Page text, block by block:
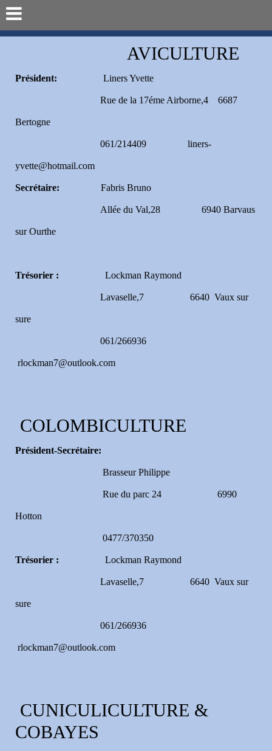
AVICULTURE
Président: Liners Yvette
Rue de la 17éme Airborne,4 6687
Bertogne
061/214409 liners-
yvette@hotmail.com
Secrétaire: Fabris Bruno
Allée du Val,28 6940 Barvaus
sur Ourthe
Trésorier : Lockman Raymond
Lavaselle,7 6640 Vaux sur
sure
061/266936
rlockman7@outlook.com
COLOMBICULTURE
Président-Secrétaire:
Brasseur Philippe
Rue du parc 24 6990
Hotton
0477/370350
Trésorier : Lockman Raymond
Lavaselle,7 6640 Vaux sur
sure
061/266936
rlockman7@outlook.com
CUNICULICULTURE &
COBAYES